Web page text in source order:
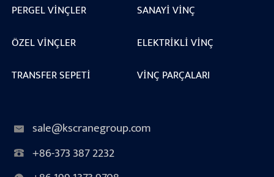
PERGEL VINÇLER
SANAYI VINÇ
ÖZEL VINÇLER
ELEKTRIKLI VINÇ
TRANSFER SEPETI
VINÇ PARÇALARI
sale@kscranegroup.com
+86-373 387 2232